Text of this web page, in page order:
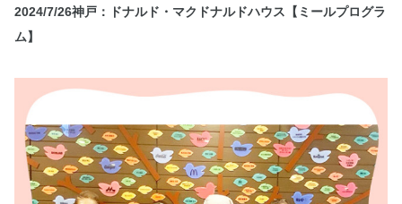
2024/7/26神戸：ドナルド・マクドナルドハウス【ミールプログラ
ム】